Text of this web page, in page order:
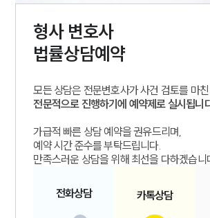
형사변호사
법률상담예약
모든 상담은 전문변호사가 사건 검토를 마친
전문적으로 진행하기에 예약제로 실시됩니
가급적 빠른 상담 예약을 권유드리며,
예약 시간 준수를 부탁드립니다.
만족스러운 상담을 위해 최선을 다하겠습니
전화상담 카톡상담